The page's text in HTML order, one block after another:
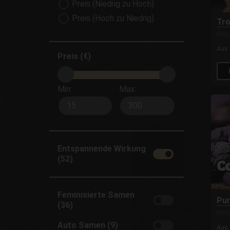
Preis (Niedrig zu Hoch)
Preis (Hoch zu Niedrig)
Preis (€)
Min: Max:
Entspannende Wirkung
(52)
Feminisierte Samen
(36)
Auto Samen (9)
Aus
Aus